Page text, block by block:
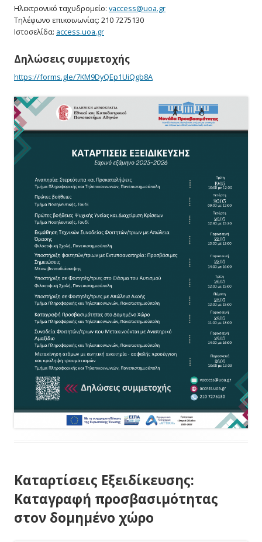
Ηλεκτρονικό ταχυδρομείο: vaccess@uoa.gr
Τηλέφωνο επικοινωνίας: 210 7275130
Ιστοσελίδα: access.uoa.gr
Δηλώσεις συμμετοχής
https://forms.gle/7KM9DyQEp1UiQgb8A
Καταρτίσεις Εξειδίκευσης:
Καταγραφή προσβασιμότητας
στον δομημένο χώρο